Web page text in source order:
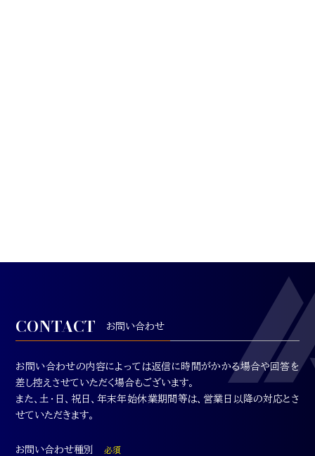
CONTACT お問い合わせ
お問い合わせの内容によっては返信に時間がかかる場合や回答を
差し控えさせていただく場合もございます。
また、土・日、祝日、年末年始休業期間等は、営業日以降の対応とさ
せていただきます。
お問い合わせ種別 必須